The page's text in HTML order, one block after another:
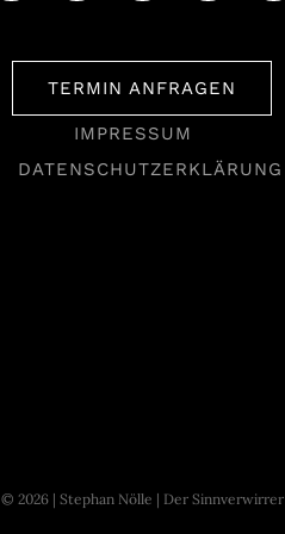
TERMIN ANFRAGEN
IMPRESSUM
DATENSCHUTZERKLÄRUNG
© 2026 | Stephan Nölle | Der Sinnverwirrer